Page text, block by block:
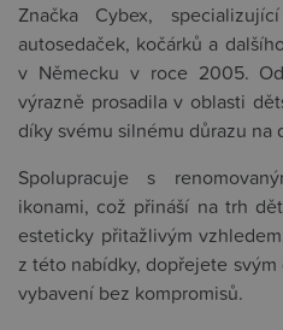
Značka Cybex,
autosedaček, kočárků a
v Německu v roce 2005.
výrazně prosadila v oblasti
díky svému silnému důrazu na
Spolupracuje s
ikonami, což přináší na trh
esteticky přitažlivým
z této nabídky, dopřejete
vybavení bez kompromisů.